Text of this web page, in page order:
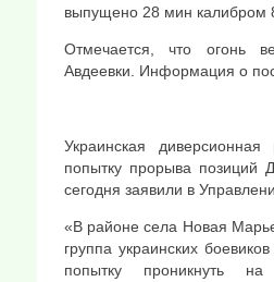
выпущено 28 мин
Отмечается, что огонь
Авдеевки. Информация о
Украинская диверсионная
попытку прорыва
сегодня заявили в
«В районе села Новая
группа украинских
попытку проникнуть на